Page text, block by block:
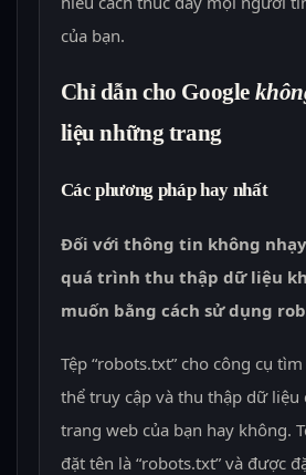
của bạn.
Chỉ dẫn cho Google
liệu những trang
Các phương pháp hay nhất
Đối với thông tin không
quá trình thu thập dữ liệu
muốn bằng cách sử dụng
Tệp “robots.txt” cho công cụ
thể truy cập và thu thập dữ liệu
trang web của bạn hay không.
đặt tên là “robots.txt” và được